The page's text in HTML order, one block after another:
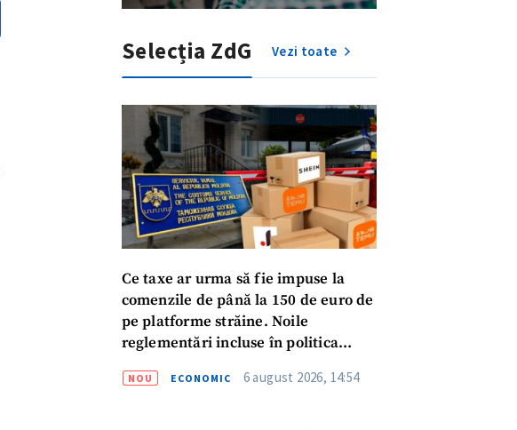
Selecția ZdG Vezi toate
Ce taxe ar urma să fie impuse la
comenzile de până la 150 de euro de
pe platforme străine. Noile
reglementări incluse în politica
NOU ECONOMIC 6 august 2026, 14:54